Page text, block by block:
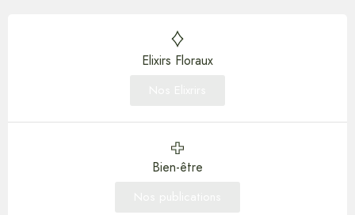
Elixirs Floraux
Bien-être